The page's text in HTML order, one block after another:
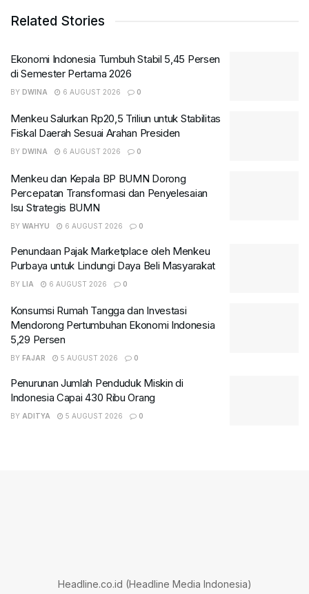
Related Stories
Ekonomi Indonesia Tumbuh Stabil 5,45 Persen
di Semester Pertama 2026
BY DWINA 6 AUGUST 2026 0
Menkeu Salurkan Rp20,5 Triliun untuk Stabilitas
Fiskal Daerah Sesuai Arahan Presiden
BY DWINA 6 AUGUST 2026 0
Menkeu dan Kepala BP BUMN Dorong
Percepatan Transformasi dan Penyelesaian
Isu Strategis BUMN
BY WAHYU 6 AUGUST 2026 0
Penundaan Pajak Marketplace oleh Menkeu
Purbaya untuk Lindungi Daya Beli Masyarakat
BY LIA 6 AUGUST 2026 0
Konsumsi Rumah Tangga dan Investasi
Mendorong Pertumbuhan Ekonomi Indonesia
5,29 Persen
BY FAJAR 5 AUGUST 2026 0
Penurunan Jumlah Penduduk Miskin di
Indonesia Capai 430 Ribu Orang
BY ADITYA 5 AUGUST 2026 0
Headline.co.id (Headline Media Indonesia)